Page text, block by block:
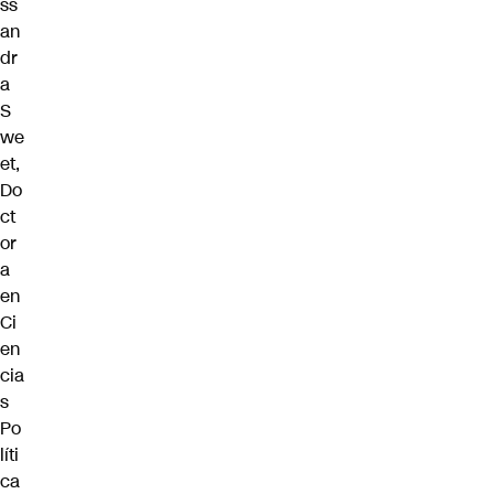
an
dr
a
S
we
et,
Do
ct
or
a
en
Ci
en
cia
s
Po
líti
ca